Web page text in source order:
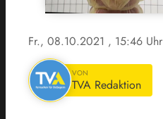
Fr., 08.10.2021 , 15:46 Uhr
VON
TVA Redaktion